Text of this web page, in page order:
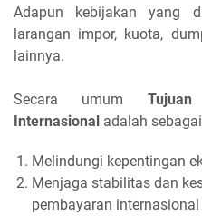
Adapun kebijakan yang
larangan impor, kuota,
lainnya.
Secara umum
Internasional adalah
Melindungi kepentingan
Menjaga stabilitas dan
pembayaran internasional